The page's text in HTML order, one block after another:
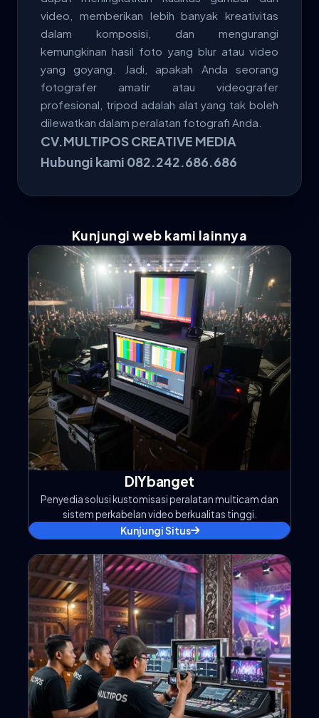
video, memberikan lebih banyak kreativitas
dalam komposisi, dan mengurangi
kemungkinan hasil foto yang blur atau video
yang goyang. Jadi, apakah Anda seorang
fotografer amatir atau videografer
profesional, tripod adalah alat yang tak boleh
dilewatkan dalam peralatan fotografi Anda.
CV.MULTIPOS CREATIVE MEDIA
Hubungi kami 082.242.686.686
Kunjungi web kami lainnya
DIYbanget
Penyedia solusi kustomisasi peralatan multicam dan
sistem perkabelan video berkualitas tinggi.
Kunjungi Situs